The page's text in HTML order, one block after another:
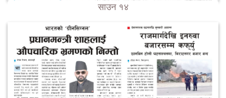
साउन १४